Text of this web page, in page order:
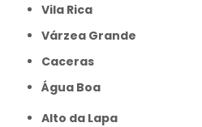
Vila Rica
Várzea Grande
caceras
Água Boa
Alto da Lapa